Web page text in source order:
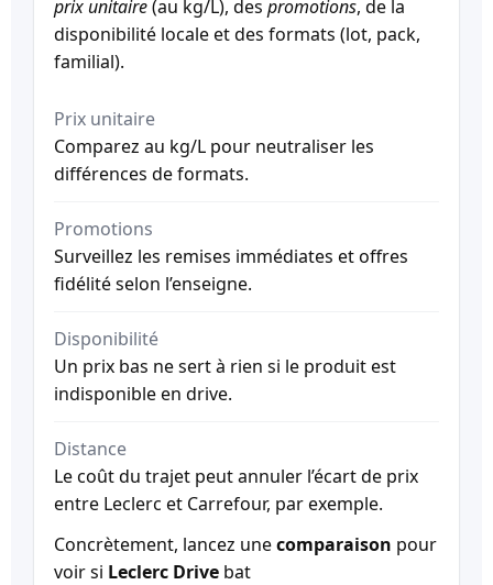
prix unitaire(au kg/L), des promotions, de la
disponibilité locale et des formats (lot, pack,
familial).
Prix unitaire
Comparez au kg/L pour neutraliser les
différences de formats.
Promotions
Surveillez les remises immédiates et offres
fidélité selon l’enseigne.
Disponibilité
Un prix bas ne sert à rien si le produit est
indisponible en drive.
Distance
Le coût du trajet peut annuler l’écart de prix
entre Leclerc et Carrefour, par exemple.
Concrètement, lancez unecomparaison pour
voir si Leclerc Drive bat